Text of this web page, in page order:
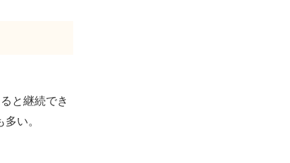
と継続でき
い。